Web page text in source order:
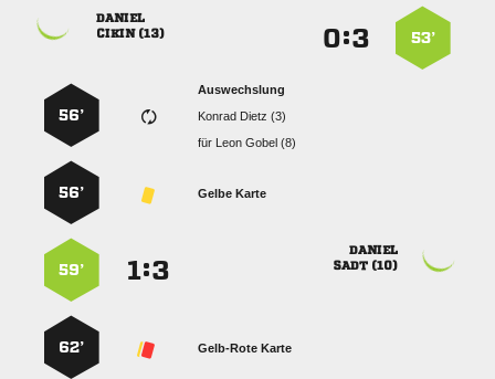
53’
:

 
Auswechslung
  
für   
56’
Gelbe Karte
56’

 
:
59’
Gelb-Rote Karte
62’